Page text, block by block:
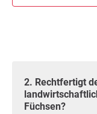
2. Rechtfertigt der Schutz von Nutztieren und
Füchsen?